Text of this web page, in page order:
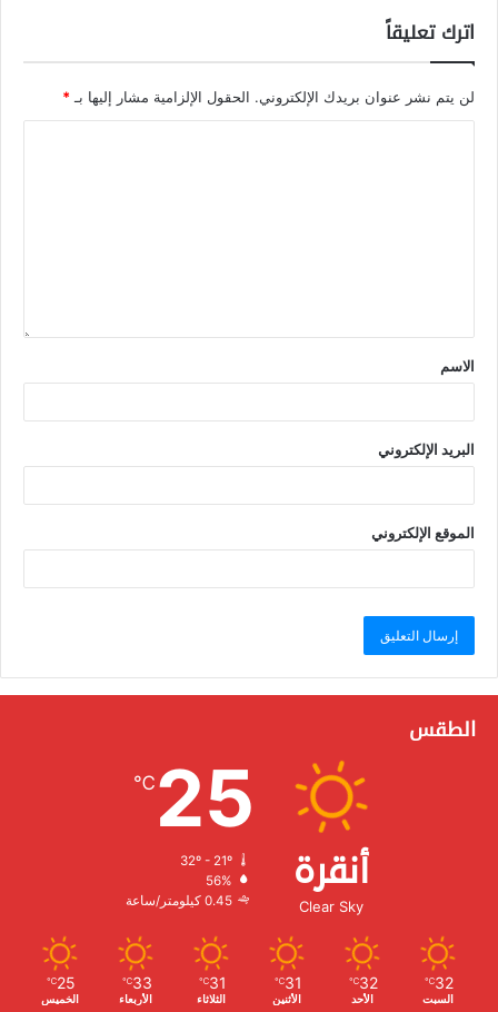
اترك تعليقاً
لن يتم نشر عنوان بريدك الإلكتروني. الحقول الإلزامية مشار إليها بـ*
الاسم
البريد الإلكتروني
الموقع الإلكتروني
الطقس
أنقرة
Clear Sky
25
℃
32º - 21º
الرطوبة:
الرياح:0.45 كيلومتر/ساعة
32
℃
السبت
32
℃
الأحد
31
℃
الأثنين
31
℃
الثلاثاء
33
℃
الأربعاء
25
℃
الخميس